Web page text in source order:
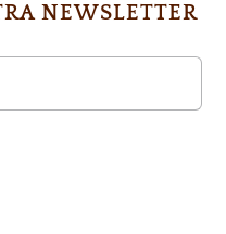
NEWSLETTER